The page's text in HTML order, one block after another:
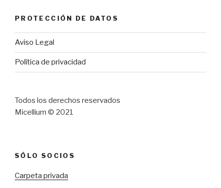
PROTECCIÓN DE DATOS
Aviso Legal
Política de privacidad
Todos los derechos reservados
Micellium © 2021
SÓLO SOCIOS
Carpeta privada